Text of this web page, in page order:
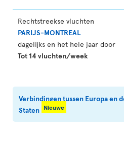
Rechtstreekse vluchten
PARIJS-MONTREAL
dagelijks en het hele jaar door
Tot 14 vluchten/week
Verbindingen tussen Europa en
Staten Nieuwe